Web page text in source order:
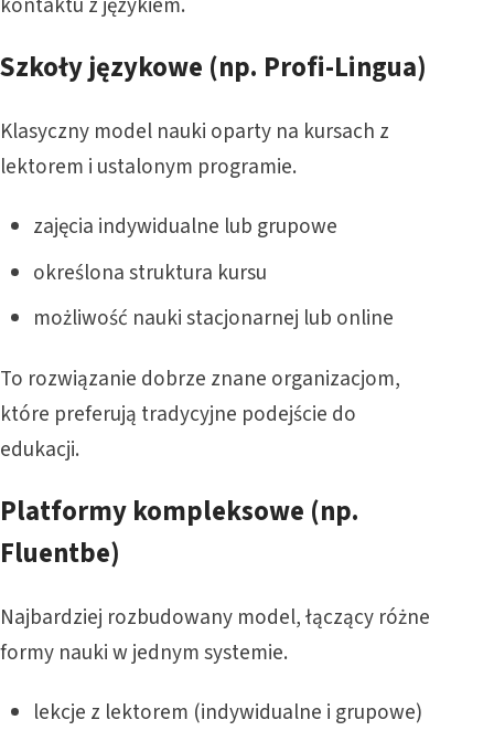
Szkoły językowe (np. Profi-Lingua)
Klasyczny model nauki oparty na kursach z
lektorem i ustalonym programie.
zajęcia indywidualne lub grupowe
określona struktura kursu
możliwość nauki stacjonarnej lub online
To rozwiązanie dobrze znane organizacjom,
które preferują tradycyjne podejście do
edukacji.
Platformy kompleksowe (np.
Fluentbe)
Najbardziej rozbudowany model, łączący różne
formy nauki w jednym systemie.
lekcje z lektorem (indywidualne i grupowe)